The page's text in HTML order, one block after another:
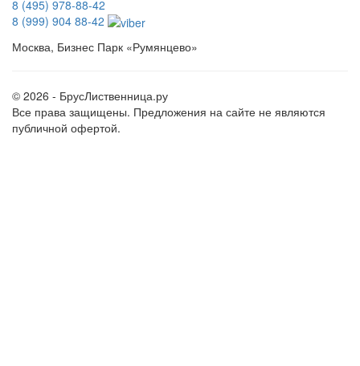
8 (495) 978-88-42
8 (999) 904 88-42
Москва, Бизнес Парк «Румянцево»
© 2026 - БрусЛиственница.ру
Все права защищены. Предложения на сайте не являются
публичной офертой.